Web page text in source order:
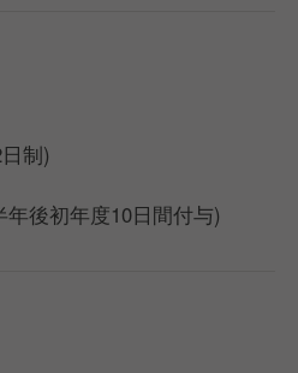
制)
後初年度10日間付与)